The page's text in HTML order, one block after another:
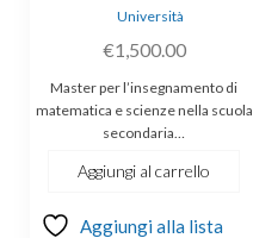
Università
€1,500.00
Master per l’insegnamento di
matematica e scienze nella scuola
secondaria…
Aggiungi al carrello
Aggiungi alla lista